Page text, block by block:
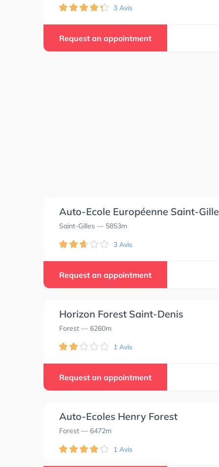
3 Avis
Request an appointment
Auto-Ecole Européenne Saint-
Saint-Gilles — 5853m
3 Avis
Request an appointment
Horizon Forest Saint-Denis
Forest — 6260m
1 Avis
Request an appointment
Auto-Ecoles Henry Forest
Forest — 6472m
1 Avis